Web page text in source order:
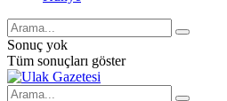
Sonuç yok
Tüm sonuçları göster